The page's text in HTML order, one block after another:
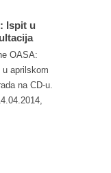
Ispit u
OASA:
aprilskom
na CD-u.